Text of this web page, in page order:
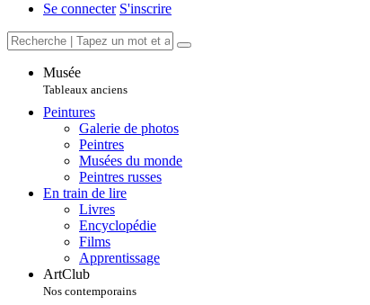
Se connecter S'inscrire
Musée
Tableaux anciens
Peintures
Galerie de photos
Peintres
Musées du monde
Peintres russes
En train de lire
Livres
Encyclopédie
Films
Apprentissage
ArtClub
Nos contemporains